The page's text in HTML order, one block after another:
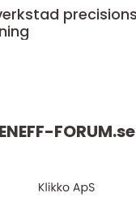
i
ENEFF-FORUM.se